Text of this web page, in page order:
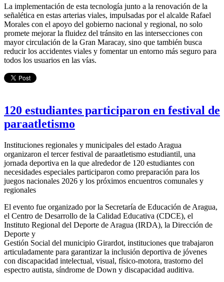
La implementación de esta tecnología junto a la renovación de la
señalética en estas arterias viales, impulsadas por el alcalde Rafael
Morales con el apoyo del gobierno nacional y regional, no solo
promete mejorar la fluidez del tránsito en las intersecciones con
mayor circulación de la Gran Maracay, sino que también busca
reducir los accidentes viales y fomentar un entorno más seguro para
todos los usuarios en las vías.
120 estudiantes participaron en festival de
paraatletismo
Instituciones regionales y municipales del estado Aragua
organizaron el tercer festival de paraatletismo estudiantil, una
jornada deportiva en la que alrededor de 120 estudiantes con
necesidades especiales participaron como preparación para los
juegos nacionales 2026 y los próximos encuentros comunales y
regionales
El evento fue organizado por la Secretaría de Educación de Aragua,
el Centro de Desarrollo de la Calidad Educativa (CDCE), el
Instituto Regional del Deporte de Aragua (IRDA), la Dirección de
Deporte y
Gestión Social del municipio Girardot, instituciones que trabajaron
articuladamente para garantizar la inclusión deportiva de jóvenes
con discapacidad intelectual, visual, físico-motora, trastorno del
espectro autista, síndrome de Down y discapacidad auditiva.